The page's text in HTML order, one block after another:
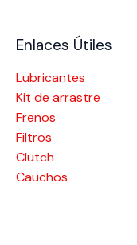
Enlaces Útiles
Lubricantes
Kit de arrastre
Frenos
Filtros
Clutch
Cauchos